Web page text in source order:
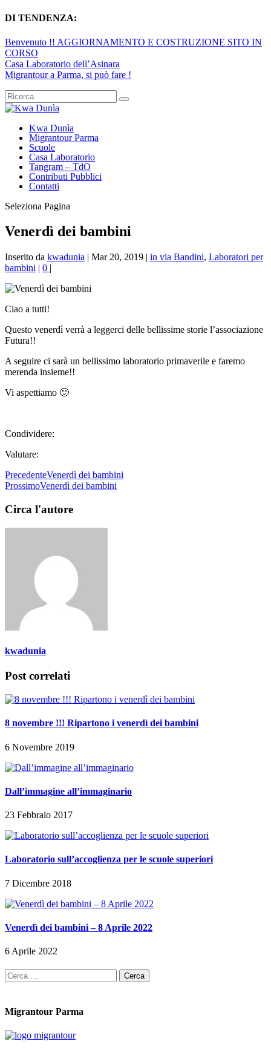
DI TENDENZA:
Benvenuto !! AGGIORNAMENTO E COSTRUZIONE SITO IN
CORSO
Casa Laboratorio dell’Asinara
Migrantour a Parma, si può fare !
Kwa Dunìa
Migrantour Parma
Scuole
Casa Laboratorio
Tangram – TdO
Contributi Pubblici
Contatti
Seleziona Pagina
Venerdì dei bambini
Inserito da kwadunia | Mar 20, 2019 | in via Bandini, Laboratori per
bambini | 0 |
Ciao a tutti!
Questo venerdì verrà a leggerci delle bellissime storie l’associazione
Futura!!
A seguire ci sarà un bellissimo laboratorio primaverile e faremo
merenda insieme!!
Vi aspettiamo 🙂
Condividere:
Valutare:
PrecedenteVenerdì dei bambini
ProssimoVenerdì dei bambini
Circa l'autore
kwadunia
Post correlati
8 novembre !!! Ripartono i venerdì dei bambini
6 Novembre 2019
Dall’immagine all’immaginario
23 Febbraio 2017
Laboratorio sull’accoglienza per le scuole superiori
7 Dicembre 2018
Venerdì dei bambini – 8 Aprile 2022
6 Aprile 2022
Ricerca
per:
Migrantour Parma